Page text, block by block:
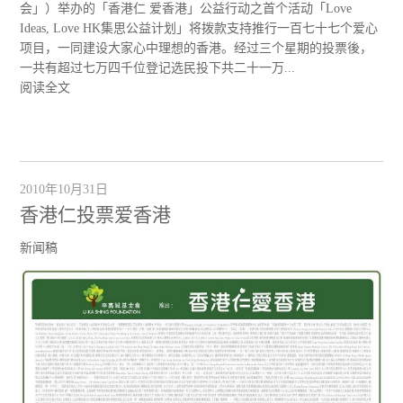
会」）举办的「香港仁 爱香港」公益行动之首个活动「Love
Ideas, Love HK集思公益计划」将拨款支持推行一百七十七个爱心
项目，一同建设大家心中理想的香港。经过三个星期的投票後，
一共有超过七万四千位登记选民投下共二十一万...
阅读全文
2010年10月31日
香港仁投票爱香港
新闻稿